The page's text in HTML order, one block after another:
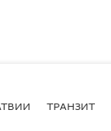
ТРАНЗИТ